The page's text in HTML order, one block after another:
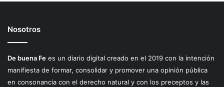
Nosotros
De buena Fe es un diario digital creado en el 2019 con la intención
manifiesta de formar, consolidar y promover una opinión pública
en consonancia con el derecho natural y con los preceptos y las